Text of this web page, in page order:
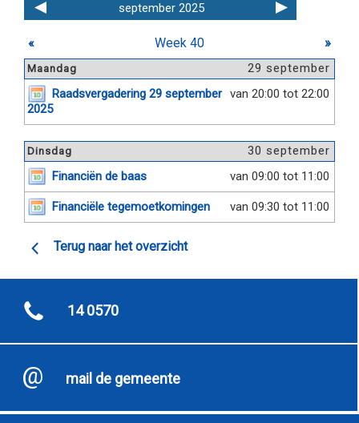
september 2025
« Week 40 »
29 september
Maandag
van 20:00 tot 22:00
Raadsvergadering 29 september
2025
30 september
Dinsdag
van 09:00 tot 11:00
Financiën de baas
van 09:30 tot 11:00
Financiële tegemoetkomingen
Terug naar het overzicht
14 0570
mail de gemeente